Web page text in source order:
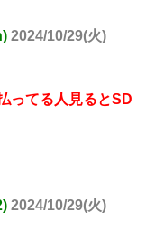
2024/10/29(火)
ってる人見るとSD
2024/10/29(火)